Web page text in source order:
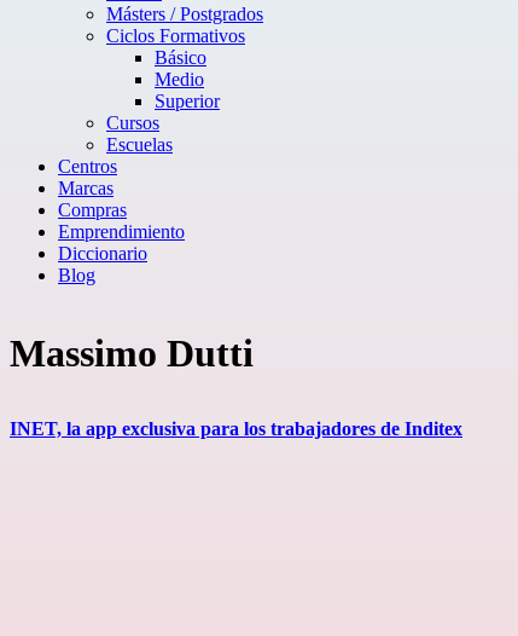
Másters / Postgrados
Ciclos Formativos
Básico
Medio
Superior
Cursos
Escuelas
Centros
Marcas
Compras
Emprendimiento
Diccionario
Blog
Massimo Dutti
INET, la app exclusiva para los trabajadores de Inditex